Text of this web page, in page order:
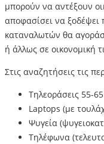
μπορούν να αντέξουν
αποφασίσει να
καταναλωτών θα
ή άλλως σε οικονομική
Στις αναζητήσεις τις
Τηλεοράσεις 55-
Laptops (με
Ψυγεία
Τηλέφωνα